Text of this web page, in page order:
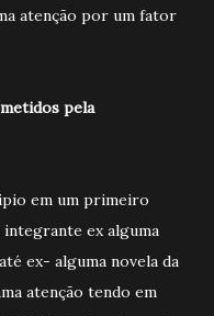
atenção por um fator
pela
em um primeiro
ex alguma
ex- alguma novela da
atenção tendo em